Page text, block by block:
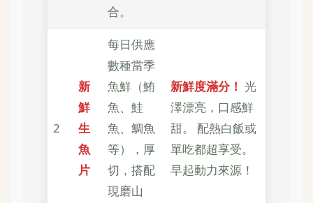
合。
2
新
鮮
生
魚
片
每日供應
數種當季
魚鮮（鮪
魚、鮭
魚、鯛魚
等），厚
切，搭配
現磨山
新鮮度滿分！ 光
澤漂亮，口感鮮
甜。 配熱白飯或
單吃都超享受。
早起動力來源！